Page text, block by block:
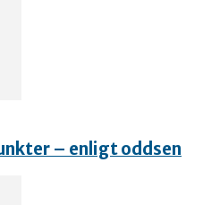
– enligt oddsen